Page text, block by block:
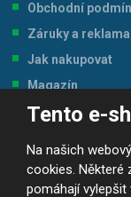
Tento e-
Na našich
cookies. Některé
pomáhají vylepšit
Obchodní
Záruky a
Jak nakupovat
Magazín
Tabulka velikostí